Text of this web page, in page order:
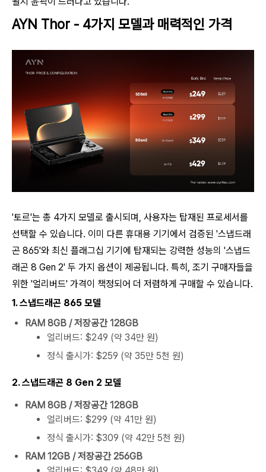
AYN Thor - 4가지 모델과 매력적인 가격
'토르'는 총 4가지 모델로 출시되며, 사용자는 탑재된 프로세서를
선택할 수 있습니다. 이미 다른 휴대용 기기에서 검증된 '스냅드래
곤 865'와 최신 플래그십 기기에 탑재되는 강력한 성능의 '스냅드
래곤 8 Gen 2' 두 가지 옵션이 제공됩니다. 특히, 조기 구매자들을
위한 '얼리버드' 가격이 책정되어 더 저렴하게 구매할 수 있습니다.
1. 스냅드래곤 865 모델
RAM 8GB / 저장공간 128GB
얼리버드: $249 (약 34만 원)
정식 출시가: $259 (약 35만 5천 원)
2. 스냅드래곤 8 Gen 2 모델
RAM 8GB / 저장공간 128GB
얼리버드: $299 (약 41만 원)
정식 출시가: $309 (약 42만 5천 원)
RAM 12GB / 저장공간 256GB